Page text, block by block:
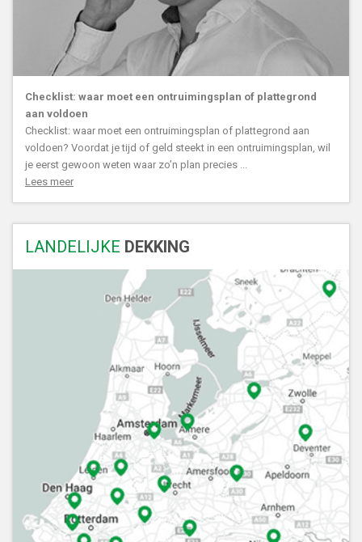
Checklist: waar moet een ontruimingsplan of plattegrond
aan voldoen
Checklist: waar moet een ontruimingsplan of plattegrond aan
voldoen? Voordat je tijd of geld steekt in een ontruimingsplan, wil
je eerst gewoon weten waar zo’n plan precies ...
Lees meer
LANDELIJKE DEKKING